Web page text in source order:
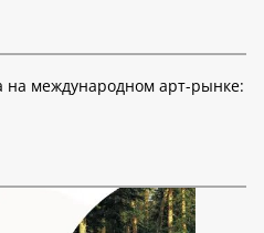
на международном арт-рынке: